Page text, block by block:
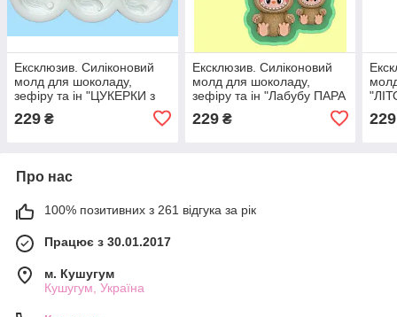
Ексклюзив. Силіконовий
молд для шоколаду,
зефіру та ін "ЦУКЕРКИ з
229 ₴
Ексклюзив. Силіконовий
молд для шоколаду,
зефіру та ін "Лабубу ПАРА
229₴ 229
Про нас
100% позитивних з 261 відгука за рік
Працює з 30.01.2017
м. Кушугум
Кушугум, Україна